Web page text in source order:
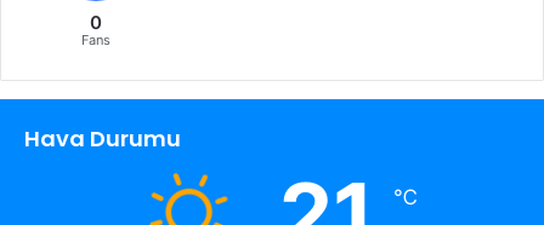
0
Fans
Hava Durumu
℃